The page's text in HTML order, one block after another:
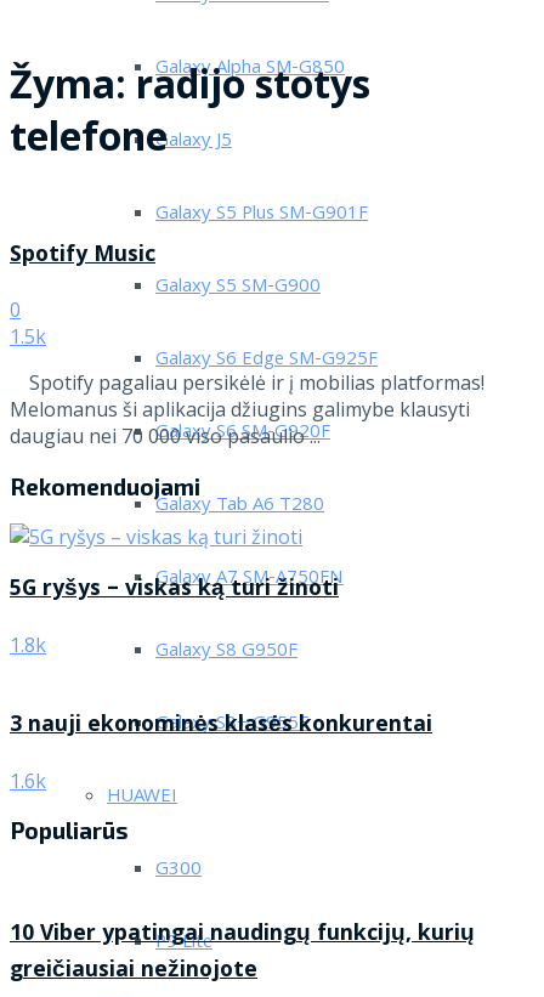
Galaxy Alpha SM-G850
Galaxy J5
Galaxy S5 Plus SM-G901F
Galaxy S5 SM-G900
Galaxy S6 Edge SM-G925F
Galaxy S6 SM-G920F
Galaxy Tab A6 T280
Galaxy A7 SM-A750FN
Galaxy S8 G950F
Galaxy S8+ G955F
HUAWEI
G300
P9 Lite
Žyma:radijo stotys
telefone
Spotify Music
0
1.5k
Spotify pagaliau persikėlė ir į mobilias platformas!
Melomanus ši aplikacija džiugins galimybe klausyti
daugiau nei 70 000 viso pasaulio ...
Rekomenduojami
5G ryšys – viskas ką turi žinoti
1.8k
3 nauji ekonominės klasės konkurentai
1.6k
Populiarūs
10 Viber ypatingai naudingų funkcijų, kurių
greičiausiai nežinojote